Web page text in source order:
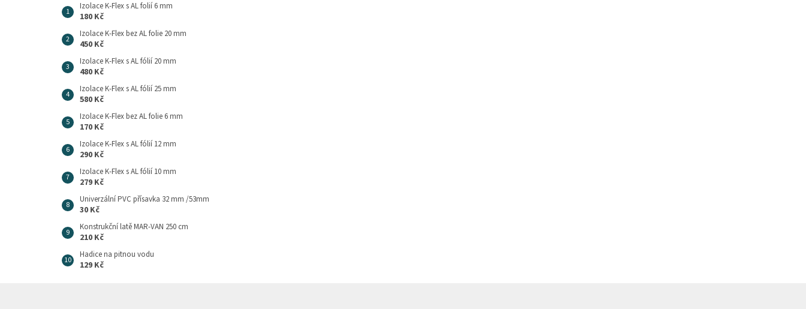
Izolace K-Flex s AL folií 6 mm
180 Kč
Izolace K-Flex bez AL folie 20 mm
450 Kč
Izolace K-Flex s AL fólií 20 mm
480 Kč
Izolace K-Flex s AL fólií 25 mm
580 Kč
Izolace K-Flex bez AL folie 6 mm
170 Kč
Izolace K-Flex s AL fólií 12 mm
290 Kč
Izolace K-Flex s AL fólií 10 mm
279 Kč
Univerzální PVC přísavka 32 mm /53mm
30 Kč
Konstrukční latě MAR-VAN 250 cm
210 Kč
Hadice na pitnou vodu
129 Kč